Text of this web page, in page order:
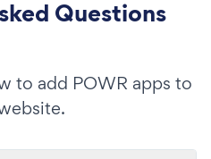
Questions
to add POWR apps to